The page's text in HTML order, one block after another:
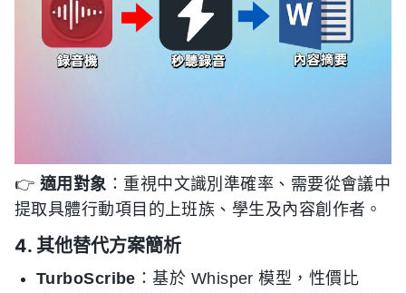
👉 適用對象 ：重視中文識別準確率、需要從會議中
提取具體行動項目的上班族、學生及內容創作者。
4. 其他替代方案簡析
TurboScribe ：基於 Whisper 模型，性價比